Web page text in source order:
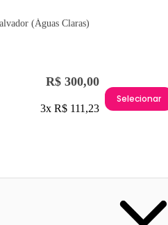
(Águas Claras)
R$ 300,00
3x R$ 111,23
Selecionar